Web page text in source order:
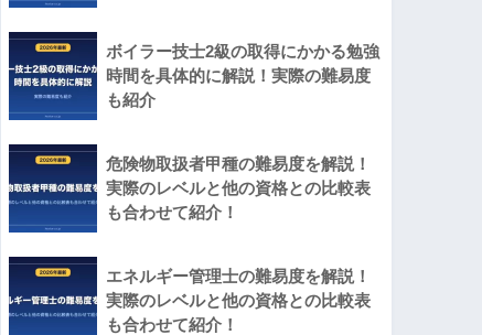
ボイラー技士2級の取得にかかる勉強
時間を具体的に解説！実際の難易度
も紹介
危険物取扱者甲種の難易度を解説！
実際のレベルと他の資格との比較表
も合わせて紹介！
エネルギー管理士の難易度を解説！
実際のレベルと他の資格との比較表
も合わせて紹介！